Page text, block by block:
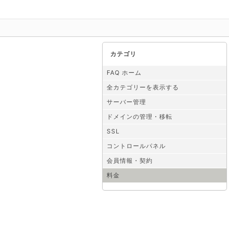
カテゴリ
FAQ ホーム
全カテゴリーを表示する
サーバー管理
ドメインの管理・移転
SSL
コントロールパネル
会員情報・契約
料金